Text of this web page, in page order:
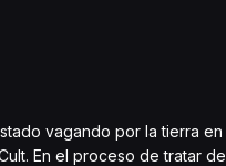
vagando por la tierra
En el proceso de tratar